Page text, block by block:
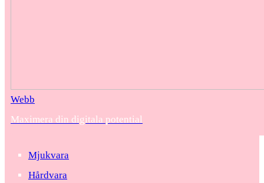
Webb
Maximera din digitala potential
Mjukvara
Hårdvara